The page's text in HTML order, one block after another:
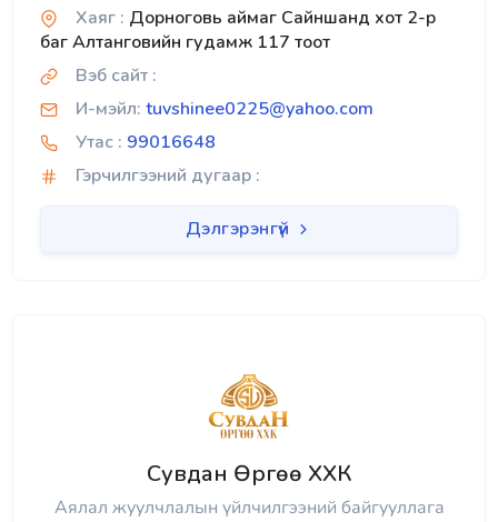
Хаяг : Дорноговь аймаг Сайншанд хот 2-р
баг Алтанговийн гудамж 117 тоот
Вэб сайт :
И-мэйл: tuvshinee0225@yahoo.com
Утас : 99016648
Гэрчилгээний дугаар :
Дэлгэрэнгүй
Сувдан Өргөө ХХК
Аялал жуулчлалын үйлчилгээний байгууллага